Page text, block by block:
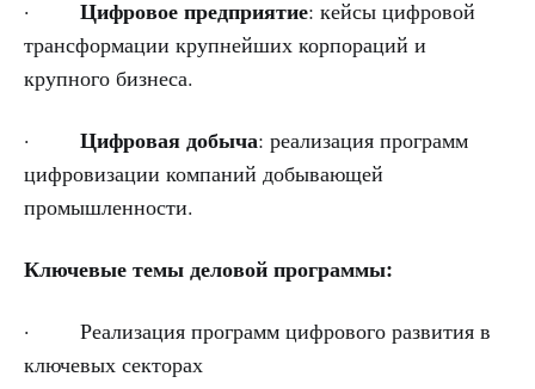
· Цифровое предприятие: кейсы цифровой
трансформации крупнейших корпораций и
крупного бизнеса.
· Цифровая добыча: реализация программ
цифровизации компаний добывающей
промышленности.
Ключевые темы деловой программы:
· Реализация программ цифрового развития в
ключевых секторах